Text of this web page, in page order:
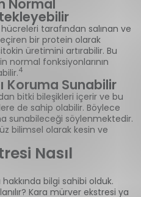
Normal
hücreleri tarafından salınan ve
bir protein olarak
üretimini artırabilir. Bu
normal fonksiyonlarının
4
Koruma Sunabilir
bitki bileşikleri içerir ve bu
de sahip olabilir. Böylece
sunabileceği söylenmektedir.
bilimsel olarak kesin ve
Nasıl
bilgi sahibi olduk.
Kara mürver ekstresi ya